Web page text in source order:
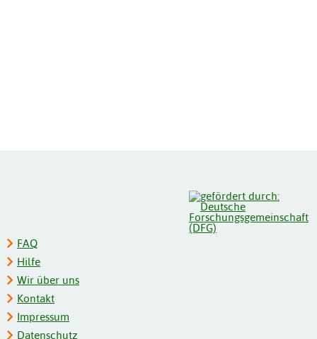
FAQ
Hilfe
Wir über uns
Kontakt
Impressum
Datenschutz